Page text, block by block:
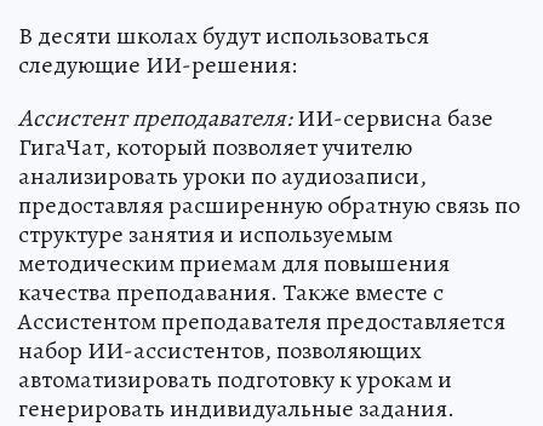
В десяти школах будут использоваться
следующие ИИ-решения:
Ассистент преподавателя:ИИ-сервисна базе
ГигаЧат, который позволяет учителю
анализировать уроки по аудиозаписи,
предоставляя расширенную обратную связь по
структуре занятия и используемым
методическим приемам для повышения
качества преподавания. Также вместе с
Ассистентом преподавателя предоставляется
набор ИИ-ассистентов, позволяющих
автоматизировать подготовку к урокам и
генерировать индивидуальные задания.